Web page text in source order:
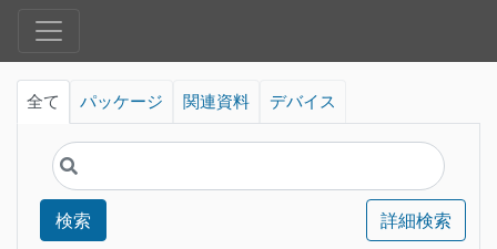
全て パッケージ 関連資料 デバイス
検索 詳細検索